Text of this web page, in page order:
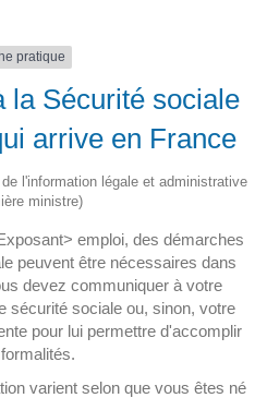
pratique
la Sécurité sociale
arrive en France
l'information légale et administrative
ministre)
emploi, des démarches
peuvent être nécessaires dans
devez communiquer à votre
sécurité sociale ou, sinon, votre
pour lui permettre d'accomplir
varient selon que vous êtes né